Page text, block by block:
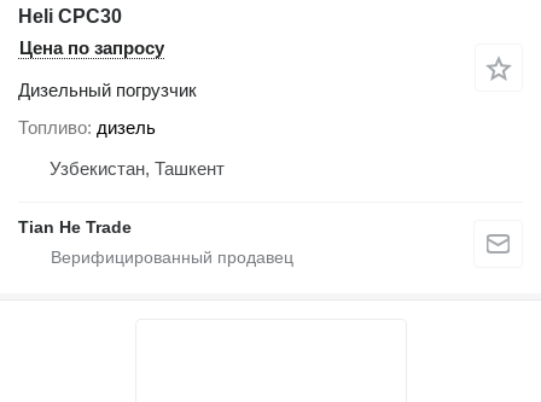
Heli CPC30
Цена по запросу
Дизельный погрузчик
Топливо дизель
Узбекистан, Ташкент
Tian He Trade